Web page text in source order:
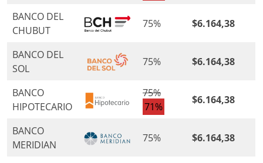
BANCO DEL
CHUBUT
75% $6.164,38
BANCO DEL
SOL
75% $6.164,38
BANCO
HIPOTECARIO
75%
71%
$6.164,38
BANCO
MERIDIAN
75% $6.164,38